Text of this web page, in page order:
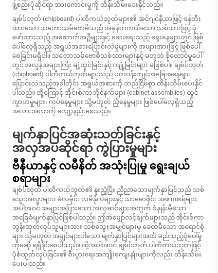
ဖွဲ့စည်းပုံဆိုင်ရာ အားကောင်းမှုကို ထိန်းသိမ်းပေးနိုင်သည်။
ချစ်ပ်ဘုတ် (chipboard) ပါတီကယ်ဘုတ်များ၏ အင်ဂျင်နီယာဖြင့် ဖန်တီး
ထားသော သဘောသမ်ဗောဓိသည် အမှန်တကယ်သော သစ်သားဖြင့် ပုံ
ဖော်ထားသည့် အဆောက်အဦများနှင့် ဆေးရေးသည့် ရှေးနေ့များတွင် ဖြစ်
ပေါ်လေ့ရှိသည့် အရွယ်အစားပြောင်းလဲမှုများကို အများအားဖြင့် ဖြစ်ပေါ်
စေခြင်းမရှိပါ။ သဘောသမ်ဗောဓိသစ်သားများနှင့် မတူဘဲ စိုထောင်မှုပေါ်
တွင် အလွန်အများကြီး ချဲ့ထွင်ခြင်းနှင့် ကျုံ့ခြင်းများ မဖြစ်ပါ။ ချစ်ပ်ဘုတ်
(chipboard) ပါတီကယ်ဘုတ်များသည် ပတ်ဝန်းကျင်အခြေအနေများ
ပြောင်းလဲသည့်အခါတိုင်း အရွယ်အစားကို တည်ငြိမ်စွာ ထိန်းသိမ်းပေးနိုင်
ပါသည်။ ထို့ကြောင့် အိုင်းစ်ကာဘိုင်နက်များ (cabinet assemblies) တွင်
ကွာဟမှုများ၊ ကပ်နေမှုများ သို့မဟုတ် ညှိနေမှုများ ဖြစ်ပေါ်လေ့ရှိသည့်
အလားအလာကို လျော့နည်းစေသည်။
မျက်နှာပြင်အဆုံးသတ်ခြင်းနှင့်
အလှအပဆိုင်ရာ ကွဲပြားမှုများ
ဗီနီယာနှင့် လမီနိတ် အသုံးပြုမှု ရွေးချယ်
စရာများ
ချစ်ပ်ဘုတ် ပါတီကယ်ဘုတ်၏ နူးညံ့ပြီး ညီညာသောမျက်နှာပြင်သည် သစ်
သွေးအလွှာများ၊ မဲလမိုင်း လမီနိုက်များနှင့် သာမောဖိုင်း အဖ покရ်များ
အပါအဝင် အများအပြားသော အလှဆင်များအတွက် စံနှုန်းမီသော
အခြေခံမျက်နှာပြင်ဖြစ်ပါသည်။ ဤအမျှော်လင့်ချက်များသည် အိုင်းစ်ကာ
ဘွန်းထုတ်လုပ်သူများအား သစ်သွေးအမျှင်များမှ ခေတ်မီသော အရောင်စုံ
များ သို့မဟုတ် အမျှင်များပါသော မျက်နှာပြင်များအထိ မည်သည့်ပုံပေါ်မှု
ကိုမဆို ရရှိနိုင်စေပါသည်။ ထို့အပါအဝင် ချစ်ပ်ဘုတ် ပါတီကယ်ဘုတ်ဖြင့်
ပုံစံထုတ်လုပ်ခြင်း၏ စီးပွားရေးအကျိုးကျေးနှုံးများကိုလည်း ထိန်းသိမ်း
ပေးပါသည်။